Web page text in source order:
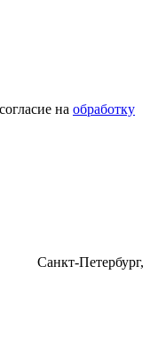
на обработку
Санкт-Петербург,